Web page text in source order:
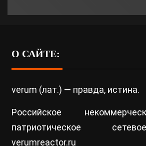
О САЙТЕ:
verum (лат.) — правда, истина.
Российское
патриотическое
verumreactor.ru